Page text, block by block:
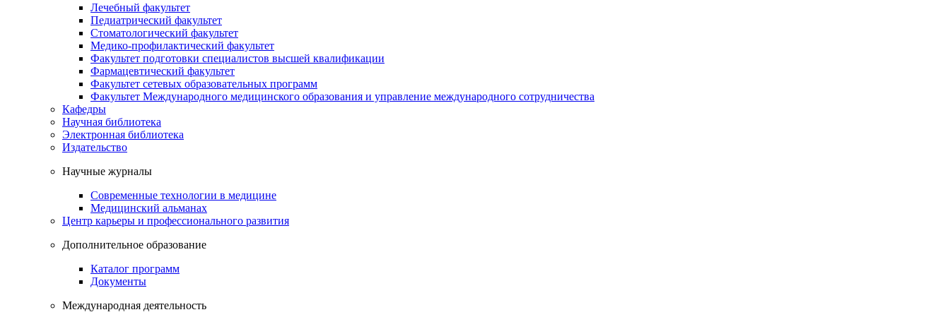
Лечебный факультет
Педиатрический факультет
Стоматологический факультет
Медико-профилактический факультет
Факультет подготовки специалистов высшей квалификации
Фармацевтический факультет
Факультет сетевых образовательных программ
Факультет Международного медицинского образования и управление международного сотрудничества
Кафедры
Научная библиотека
Электронная библиотека
Издательство
Научные журналы
Современные технологии в медицине
Медицинский альманах
Центр карьеры и профессионального развития
Дополнительное образование
Каталог программ
Документы
Международная деятельность